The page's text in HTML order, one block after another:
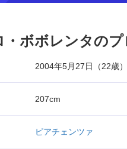
・ボボレンタの
2004年5月27日（22歳）
207cm
ピアチェンツァ